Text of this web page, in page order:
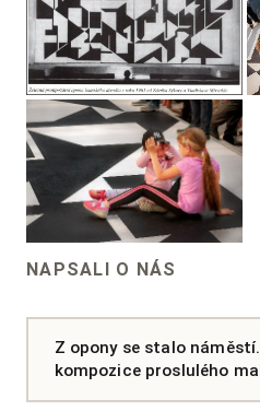
NAPSALI O NÁS
Z opony se stalo
kompozice proslulého